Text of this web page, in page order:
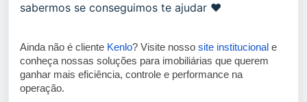
sabermos se conseguimos te ajudar ❤️
Ainda não é cliente Kenlo? Visite nosso site institucional e
conheça nossas soluções para imobiliárias que querem
ganhar mais eficiência, controle e performance na
operação.